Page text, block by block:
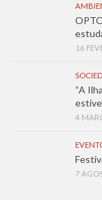
16
“A
4
7